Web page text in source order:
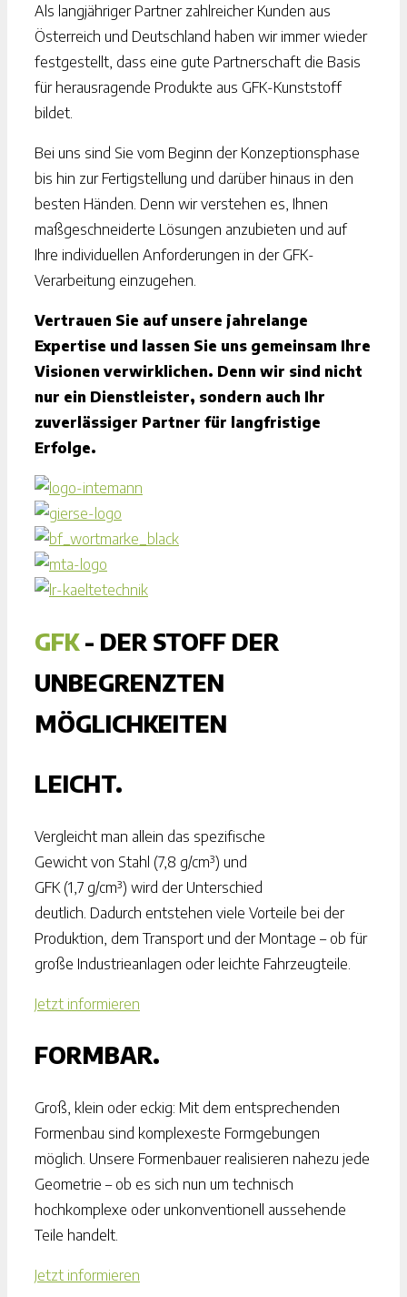
Als langjähriger Partner zahlreicher Kunden aus
Österreich und Deutschland haben wir immer wieder
festgestellt, dass eine gute Partnerschaft die Basis
für herausragende Produkte aus GFK-Kunststoff
bildet.
Bei uns sind Sie vom Beginn der Konzeptionsphase
bis hin zur Fertigstellung und darüber hinaus in den
besten Händen. Denn wir verstehen es, Ihnen
maßgeschneiderte Lösungen anzubieten und auf
Ihre individuellen Anforderungen in der GFK-
Verarbeitung einzugehen.
Vertrauen Sie auf unsere jahrelange
Expertise und lassen Sie uns gemeinsam Ihre
Visionen verwirklichen. Denn wir sind nicht
nur ein Dienstleister, sondern auch Ihr
zuverlässiger Partner für langfristige
Erfolge.
GFK- DER STOFF DER
UNBEGRENZTEN
MÖGLICHKEITEN
LEICHT.
Vergleicht man allein das spezifische
Gewicht von Stahl (7,8 g/cm³) und
GFK (1,7 g/cm³) wird der Unterschied
deutlich. Dadurch entstehen viele Vorteile bei der
Produktion, dem Transport und der Montage – ob für
große Industrieanlagen oder leichte Fahrzeugteile.
Jetzt informieren
FORMBAR.
Groß, klein oder eckig: Mit dem entsprechenden
Formenbau sind komplexeste Formgebungen
möglich. Unsere Formenbauer realisieren nahezu jede
Geometrie – ob es sich nun um technisch
hochkomplexe oder unkonventionell aussehende
Teile handelt.
Jetzt informieren